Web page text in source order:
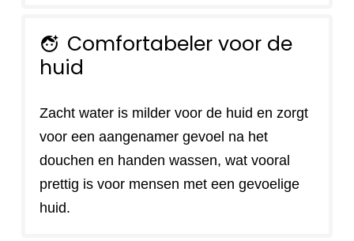
face_retouching_natural Comfortabeler voor de
huid
Zacht water is milder voor de huid en zorgt
voor een aangenamer gevoel na het
douchen en handen wassen, wat vooral
prettig is voor mensen met een gevoelige
huid.